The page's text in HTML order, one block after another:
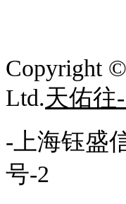
Copyright
Ltd.天佑往
-上海钰盛
号-2